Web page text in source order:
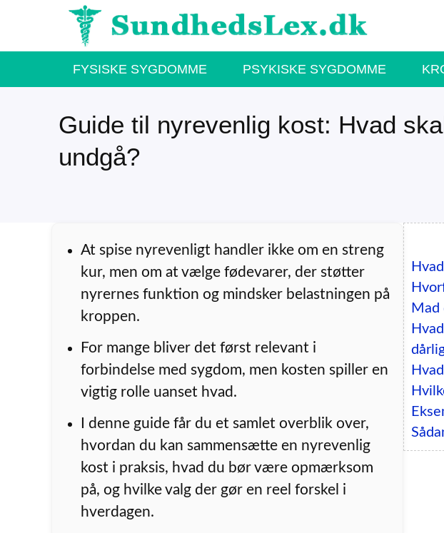
indhold
FYSISKE SYGDOMME PSYKISKE SYGDOMME
Guide til nyrevenlig kost: Hvad
undgå?
At spise nyrevenligt handler ikke om en streng
kur, men om at vælge fødevarer, der støtter
nyrernes funktion og mindsker belastningen på
kroppen.
For mange bliver det først relevant i
forbindelse med sygdom, men kosten spiller en
vigtig rolle uanset hvad.
I denne guide får du et samlet overblik over,
hvordan du kan sammensætte en nyrevenlig
kost i praksis, hvad du bør være opmærksom
på, og hvilke valg der gør en reel forskel i
hverdagen.
Mad